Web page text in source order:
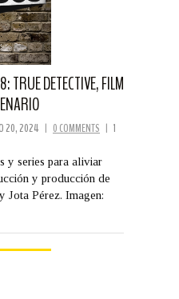
TRUE DETECTIVE, FILM
20, 2024 | 0 COMMENTS | 1
y series para aliviar
y producción de
Jota Pérez. Imagen: